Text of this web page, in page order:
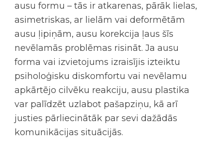
ausu formu – tās ir atkarenas, pārāk lielas,
asimetriskas, ar lielām vai deformētām
ausu ļipiņām, ausu korekcija ļaus šīs
nevēlamās problēmas risināt. Ja ausu
forma vai izvietojums izraisījis izteiktu
psiholoģisku diskomfortu vai nevēlamu
apkārtējo cilvēku reakciju, ausu plastika
var palīdzēt uzlabot pašapziņu, kā arī
justies pārliecinātāk par sevi dažādās
komunikācijas situācijās.